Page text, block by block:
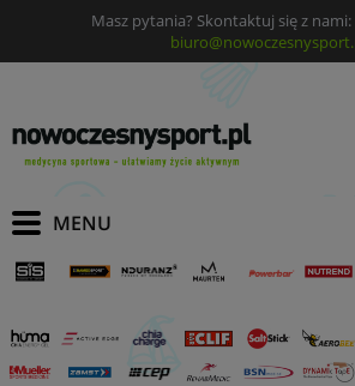
Masz pytania? Skontaktuj się z nami: